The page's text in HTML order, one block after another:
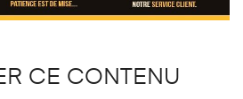
CE CONTENU